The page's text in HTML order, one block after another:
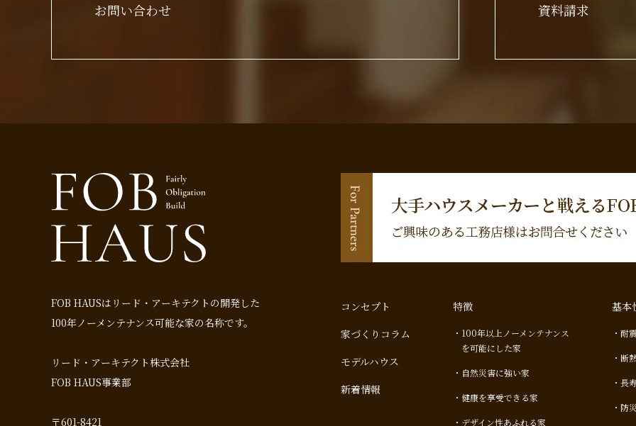
お問い合わせ 資料請求
FOB HAUSはリード・アーキテクトの開発した
100年ノーメンテナンス可能な家の名称です。
リード・アーキテクト株式会社
FOB HAUS事業部
〒601-8421
コンセプト
家づくりコラム
モデルハウス
新着情報
特徴
100年以上ノーメンテナンス
を可能にした家
自然災害に強い家
健康を享受できる家
デザイン性あふれる家
基本
耐
断
長
防